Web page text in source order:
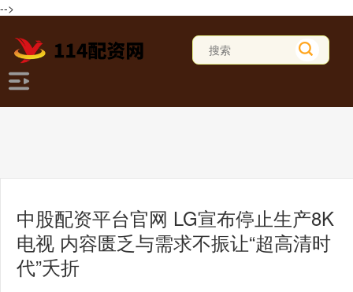
-->
中股配资平台官网 LG宣布停止生产8K
电视 内容匮乏与需求不振让“超高清时
代”夭折